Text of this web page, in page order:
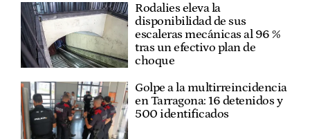
Rodalies eleva la
disponibilidad de sus
escaleras mecánicas al 96 %
tras un efectivo plan de
choque
Golpe a la multirreincidencia
en Tarragona: 16 detenidos y
500 identificados